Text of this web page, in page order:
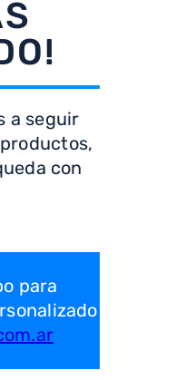
a seguir
con
para
8 .
9. freidora aire
10.